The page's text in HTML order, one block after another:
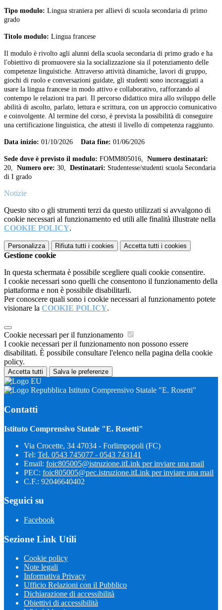
Tipo modulo: Lingua straniera per allievi di scuola secondaria di primo
grado
Titolo modulo: Lingua francese
Il modulo è rivolto agli alunni della scuola secondaria di primo grado e ha
l'obiettivo di promuovere sia la socializzazione sia il potenziamento delle
competenze linguistiche. Attraverso attività dinamiche, lavori di gruppo,
giochi di ruolo e conversazioni guidate, gli studenti sono incoraggiati a
usare la lingua francese in modo attivo e collaborativo, rafforzando al
contempo le relazioni tra pari. Il percorso didattico mira allo sviluppo delle
abilità di ascolto, parlato, lettura e scrittura, con un approccio comunicativo
e coinvolgente. Al termine del corso, è prevista la possibilità di conseguire
una certificazione linguistica, che attesti il livello di competenza raggiunto.
Data inizio: 01/10/2026 Data fine: 01/06/2026
Sede dove è previsto il modulo: FOMM805016, Numero destinatari:
20, Numero ore: 30, Destinatari: Studentesse/studenti scuola Secondaria
di I grado
Notizie
Questo sito o gli strumenti terzi da questo utilizzati si avvalgono di
cookie necessari al funzionamento ed utili alle finalità illustrate nella
COOKIE POLICY.
Personalizza Rifiuta tutti i cookies Accetta tutti i cookies
Gestione cookie
In questa schermata è possibile scegliere quali cookie consentire.
I cookie necessari sono quelli che consentono il funzionamento della
piattaforma e non è possibile disabilitarli.
Per conoscere quali sono i cookie necessari al funzionamento potete
visionare la COOKIE POLICY.
Cookie necessari per il funzionamento
I cookie necessari per il funzionamento non possono essere
disabilitati. È possibile consultare l'elenco nella pagina della cookie
policy.
Accetta tutti Salva le preferenze
Istituto Comprensivo Statale "E. Rosetti"
Contatti
Istituto Comprensivo Statale "E. Rosetti"
Via Crocette, 34 47034 - Forlimpopoli (FC)
Tel: Tel. 0543 745077 - 0543 743141
Email: foic805005@istruzione.itLink per inviare una mail
PEC: foic805005@pec.istruzione.itLink per inviare una mail
C.F.: 92046640402
Seguici su
Facebook
Sezione Link Utili
Cookie policy
Note legali
Informativa Privacy
Ufficio Relazioni con il Pubblico
Dichiarazione di accessibilità
Obiettivi di accessibilità